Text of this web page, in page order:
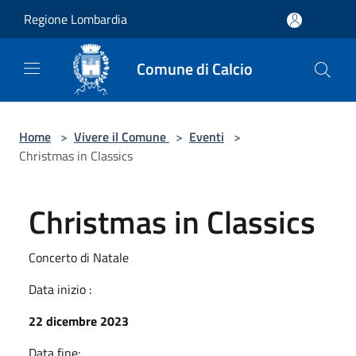
Regione Lombardia
Comune di Calcio
Home > Vivere il Comune > Eventi >
Christmas in Classics
Christmas in Classics
Concerto di Natale
Data inizio :
22 dicembre 2023